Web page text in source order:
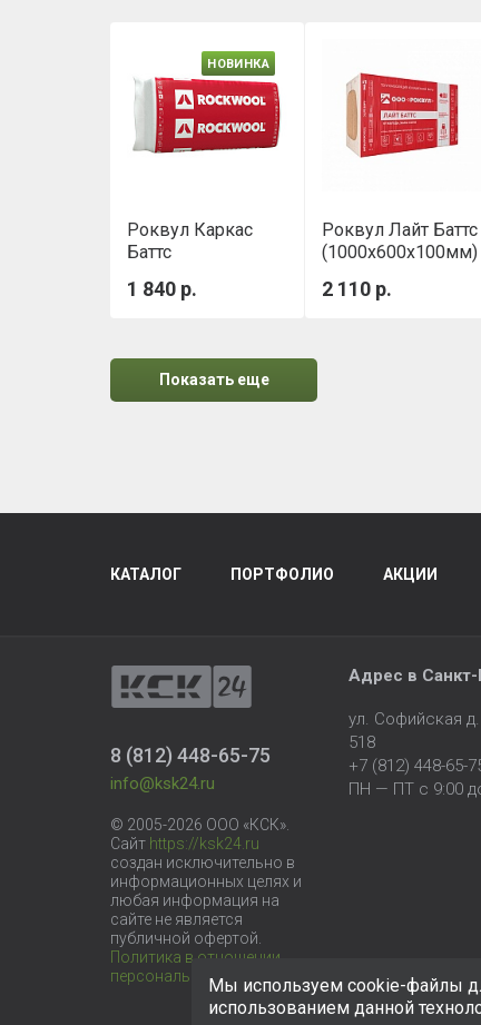
НОВИНКА
Роквул Каркас
Баттс
1 840 р.
Роквул Лайт Баттс
(1000х600х100мм)
2 110 р.
Показать еще
КАТАЛОГ ПОРТФОЛИО АКЦИИ
8 (812) 448-65-75
info@ksk24.ru
© 2005-2026 ООО «КСК».
Сайт https://ksk24.ru
создан исключительно в
информационных целях и
любая информация на
сайте не является
публичной офертой.
Политика в отношении
персональных данных
Адрес в
ул. Софийская
518
+7 (812) 448-65-
ПН — ПТ с 9:00
Мы используем cookie-файлы
использованием данной